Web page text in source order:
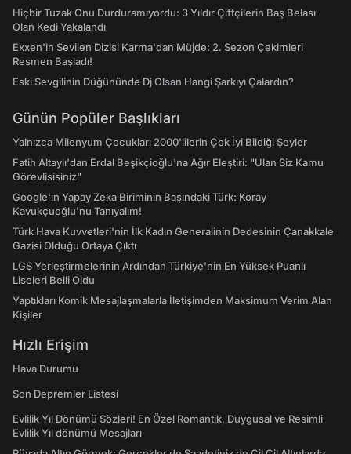
Hiçbir Tuzak Onu Durduramıyordu: 3 Yıldır Çiftçilerin Baş Belası
Olan Kedi Yakalandı
Exxen'in Sevilen Dizisi Karma'dan Müjde: 2. Sezon Çekimleri
Resmen Başladı!
Eski Sevgilinin Düğününde Dj Olsan Hangi Şarkıyı Çalardın?
Günün Popüler Başlıkları
Yalnızca Milenyum Çocukları 2000'lilerin Çok İyi Bildiği Şeyler
Fatih Altaylı'dan Erdal Beşikçioğlu'na Ağır Eleştiri: "Ulan Siz Kamu
Görevlisisiniz"
Google'ın Yapay Zeka Biriminin Başındaki Türk: Koray
Kavukçuoğlu'nu Tanıyalım!
Türk Hava Kuvvetleri'nin İlk Kadın Generalinin Dedesinin Çanakkale
Gazisi Olduğu Ortaya Çıktı
LGS Yerleştirmelerinin Ardından Türkiye'nin En Yüksek Puanlı
Liseleri Belli Oldu
Yaptıkları Komik Mesajlaşmalarla İletişimden Maksimum Verim Alan
Kişiler
Hızlı Erişim
Hava Durumu
Son Depremler Listesi
Evlilik Yıl Dönümü Sözleri! En Özel Romantik, Duygusal ve Resimli
Evlilik Yıl dönümü Mesajları